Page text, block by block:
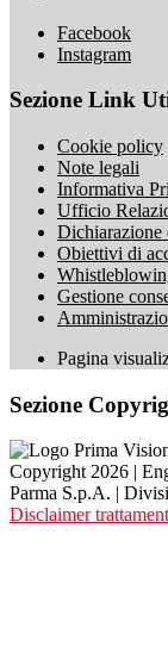
Facebook
Instagram
Sezione Link
Cookie policy
Note legali
Informativa
Ufficio
Dichiarazione
Obiettivi di
Gestione
Pagina
Sezione
Copyright 2026 |
Parma S.p.A. |
Disclaimer